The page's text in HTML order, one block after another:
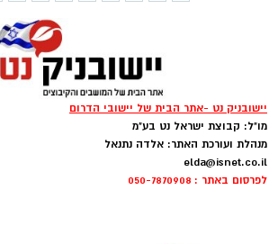
יישובניק נט -אתר הבית של יישובי הדרום
מו"ל: קבוצת ישראל נט בע"מ
מנהלת ועורכת האתר: אלדה נתנאל
elda@isnet.co.il
לפרסום באתר : 050-7870908